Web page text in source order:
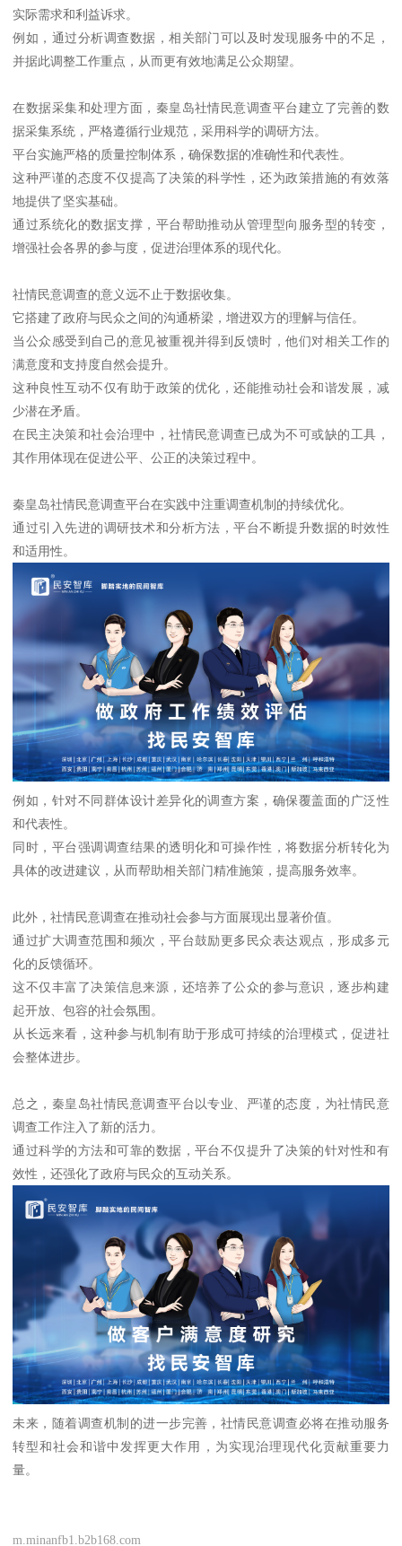
实际需求和利益诉求。
例如，通过分析调查数据，相关部门可以及时发现服务中的不足，
并据此调整工作重点，从而更有效地满足公众期望。
在数据采集和处理方面，秦皇岛社情民意调查平台建立了完善的数
据采集系统，严格遵循行业规范，采用科学的调研方法。
平台实施严格的质量控制体系，确保数据的准确性和代表性。
这种严谨的态度不仅提高了决策的科学性，还为政策措施的有效落
地提供了坚实基础。
通过系统化的数据支撑，平台帮助推动从管理型向服务型的转变，
增强社会各界的参与度，促进治理体系的现代化。
社情民意调查的意义远不止于数据收集。
它搭建了政府与民众之间的沟通桥梁，增进双方的理解与信任。
当公众感受到自己的意见被重视并得到反馈时，他们对相关工作的
满意度和支持度自然会提升。
这种良性互动不仅有助于政策的优化，还能推动社会和谐发展，减
少潜在矛盾。
在民主决策和社会治理中，社情民意调查已成为不可或缺的工具，
其作用体现在促进公平、公正的决策过程中。
秦皇岛社情民意调查平台在实践中注重调查机制的持续优化。
通过引入先进的调研技术和分析方法，平台不断提升数据的时效性
和适用性。
例如，针对不同群体设计差异化的调查方案，确保覆盖面的广泛性
和代表性。
同时，平台强调调查结果的透明化和可操作性，将数据分析转化为
具体的改进建议，从而帮助相关部门精准施策，提高服务效率。
此外，社情民意调查在推动社会参与方面展现出显著价值。
通过扩大调查范围和频次，平台鼓励更多民众表达观点，形成多元
化的反馈循环。
这不仅丰富了决策信息来源，还培养了公众的参与意识，逐步构建
起开放、包容的社会氛围。
从长远来看，这种参与机制有助于形成可持续的治理模式，促进社
会整体进步。
总之，秦皇岛社情民意调查平台以专业、严谨的态度，为社情民意
调查工作注入了新的活力。
通过科学的方法和可靠的数据，平台不仅提升了决策的针对性和有
效性，还强化了政府与民众的互动关系。
未来，随着调查机制的进一步完善，社情民意调查必将在推动服务
转型和社会和谐中发挥更大作用，为实现治理现代化贡献重要力
量。
m.minanfb1.b2b168.com